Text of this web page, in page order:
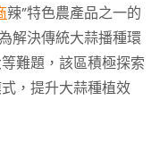
辣”特色農產品之一的
解決傳統大蒜播種環
難題，該區積極探索
，提升大蒜種植效